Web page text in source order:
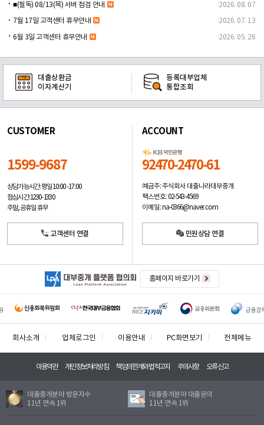
■(필독) 08/13(목) 서버 점검 안내 2026. 08. 07
7월 17일 고객센터 휴무안내 2026. 07. 13
6월 3일 고객센터 휴무안내 2026. 05. 26
대출상환금
이자계산기
등록대부업체
통합조회
CUSTOMER
1599-9687
상담가능시간: 평일10:00 -17:00
점심시간: 12:30 - 13:30
주말, 공휴일 휴무
고객센터 연결
ACCOUNT
92470-2470-61
예금주: 주식회사 대출나라대부중개
팩스번호: 02-543-4569
이메일: na-0366@naver.com
민원상담 연결
홈페이지 바로가기
회사소개 업체로그인 이용안내 PC화면보기 전체메뉴
이용약관 개인정보처리방침 책임의한계와법적고지 주의사항 오류신고
대출중개분야 방문자수
11년 연속 1위
대출중개분야 대출문의
11년 연속 1위